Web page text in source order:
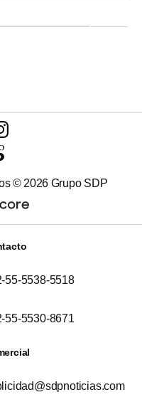
© 2026 Grupo SDP
55-5538-5518
55-5530-8671